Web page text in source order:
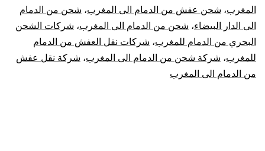
المغرب، شحن عفش من الدمام الى المغرب، شحن من الدمام
الى الدار البيضاء، شحن من الدمام الى المغرب، شركات الشحن
البحري من الدمام للمغرب، شركات نقل العفش من الدمام
للمغرب، شركة شحن من الدمام الى المغرب، شركة نقل عفش
من الدمام الى المغرب